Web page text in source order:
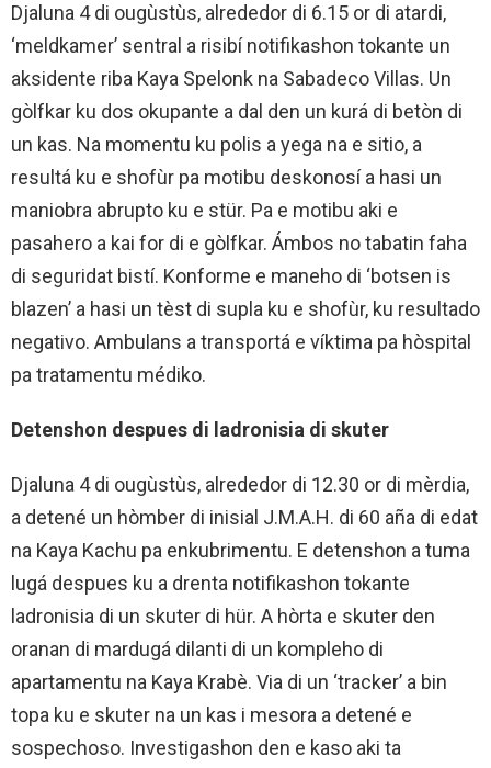
Djaluna 4 di ougùstùs, alrededor di 6.15 or di atardi,
‘meldkamer’ sentral a risibí notifikashon tokante un
aksidente riba Kaya Spelonk na Sabadeco Villas. Un
gòlfkar ku dos okupante a dal den un kurá di betòn di
un kas. Na momentu ku polis a yega na e sitio, a
resultá ku e shofùr pa motibu deskonosí a hasi un
maniobra abrupto ku e stür. Pa e motibu aki e
pasahero a kai for di e gòlfkar. Ámbos no tabatin faha
di seguridat bistí. Konforme e maneho di ‘botsen is
blazen’ a hasi un tèst di supla ku e shofùr, ku resultado
negativo. Ambulans a transportá e víktima pa hòspital
pa tratamentu médiko.
Detenshon despues di ladronisia di skuter
Djaluna 4 di ougùstùs, alrededor di 12.30 or di mèrdia,
a detené un hòmber di inisial J.M.A.H. di 60 aña di edat
na Kaya Kachu pa enkubrimentu. E detenshon a tuma
lugá despues ku a drenta notifikashon tokante
ladronisia di un skuter di hür. A hòrta e skuter den
oranan di mardugá dilanti di un kompleho di
apartamentu na Kaya Krabè. Via di un ‘tracker’ a bin
topa ku e skuter na un kas i mesora a detené e
sospechoso. Investigashon den e kaso aki ta